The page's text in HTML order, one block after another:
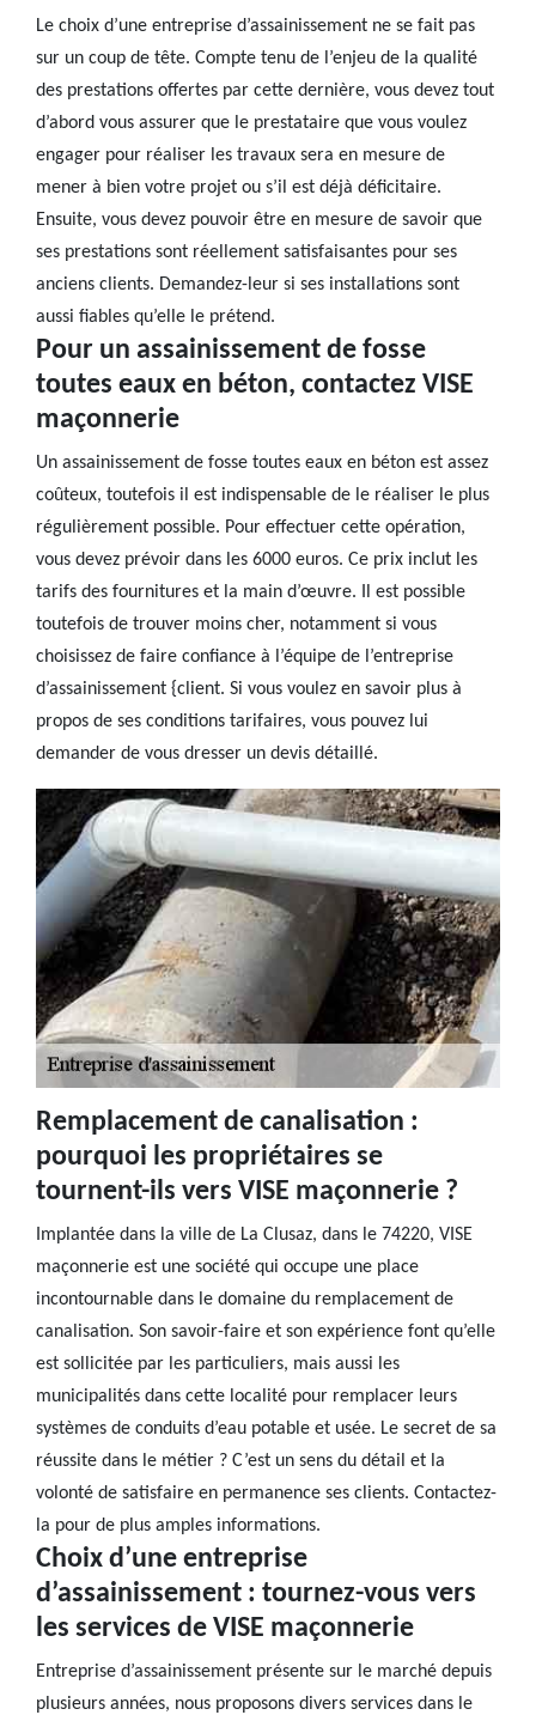
Le choix d’une entreprise d’assainissement ne se fait pas
sur un coup de tête. Compte tenu de l’enjeu de la qualité
des prestations offertes par cette dernière, vous devez tout
d’abord vous assurer que le prestataire que vous voulez
engager pour réaliser les travaux sera en mesure de
mener à bien votre projet ou s’il est déjà déficitaire.
Ensuite, vous devez pouvoir être en mesure de savoir que
ses prestations sont réellement satisfaisantes pour ses
anciens clients. Demandez-leur si ses installations sont
aussi fiables qu’elle le prétend.
Pour un assainissement de fosse
toutes eaux en béton, contactez VISE
maçonnerie
Un assainissement de fosse toutes eaux en béton est assez
coûteux, toutefois il est indispensable de le réaliser le plus
régulièrement possible. Pour effectuer cette opération,
vous devez prévoir dans les 6000 euros. Ce prix inclut les
tarifs des fournitures et la main d’œuvre. Il est possible
toutefois de trouver moins cher, notamment si vous
choisissez de faire confiance à l’équipe de l’entreprise
d’assainissement {client. Si vous voulez en savoir plus à
propos de ses conditions tarifaires, vous pouvez lui
demander de vous dresser un devis détaillé.
Remplacement de canalisation :
pourquoi les propriétaires se
tournent-ils vers VISE maçonnerie ?
Implantée dans la ville de La Clusaz, dans le 74220, VISE
maçonnerie est une société qui occupe une place
incontournable dans le domaine du remplacement de
canalisation. Son savoir-faire et son expérience font qu’elle
est sollicitée par les particuliers, mais aussi les
municipalités dans cette localité pour remplacer leurs
systèmes de conduits d’eau potable et usée. Le secret de sa
réussite dans le métier ? C’est un sens du détail et la
volonté de satisfaire en permanence ses clients. Contactez-
la pour de plus amples informations.
Choix d’une entreprise
d’assainissement : tournez-vous vers
les services de VISE maçonnerie
Entreprise d’assainissement présente sur le marché depuis
plusieurs années, nous proposons divers services dans le